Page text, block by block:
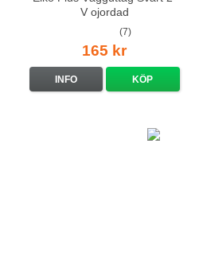
V ojordad
(7)
165 kr
INFO KÖP